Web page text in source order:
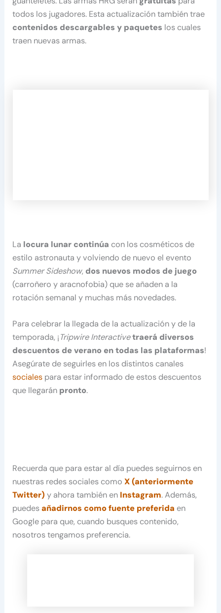
todos los jugadores. Esta actualización también trae
contenidos descargables y paquetes los cuales
traen nuevas armas.
La locura lunar continúa con los cosméticos de
estilo astronauta y volviendo de nuevo el evento
Summer Sideshow, dos nuevos modos de juego
(carroñero y aracnofobia) que se añaden a la
rotación semanal y muchas más novedades.
Para celebrar la llegada de la actualización y de la
temporada, ¡Tripwire Interactivetraerá diversos
descuentos de verano en todas las plataformas!
Asegúrate de seguirles en los distintos canales
sociales para estar informado de estos descuentos
que llegarán pronto.
Recuerda que para estar al día puedes seguirnos en
nuestras redes sociales comoX (anteriormente
Twitter) y ahora también en Instagram. Además,
puedesañadirnos como fuente preferida en
Google para que, cuando busques contenido,
nosotros tengamos preferencia.